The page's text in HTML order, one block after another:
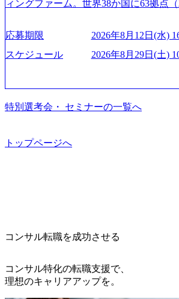
模基幹システムにおける最上流のPoC(
想策定、開発マネジメント支援までを一
います。 生成AIなどの最新技術とシス
の業務革新と効率化の実現に貢献します
の要望を深くヒアリングし、企画構想
による開発支援までを一気通貫で推進し
プロジェクト提案・推進の中核として、
流での現状分析、顧客ヒアリング、戦略
ルティング領域)から参画いただきます
だきます。 アジャイル開発を通じて顧
軟に取り入れながら改善サイクルを回す
案がサービスに直接反映されやすく、
る 日本では2.3万人以上の従業員を擁し
を上回る規模感)、営業利益率も約15％
を遂げていることから、今後も高い成
の技術者を抱えており、アビームコン
て日本国内2番目にSAP認定コンサルタ
数が多く、特にIT領域に強みを持つ グローバルのポジショ
ーケットプレイス」が存在し、本ツール
職率も21.8%（2023年12月時点）とフレ
③12時開始 2026年8月10日(月) 16:00 各
ンライン 書類選考通過者
ティングサービスを提供する https://
96dc8f2-7d54-42b9-a7ae-
ムコンサルティング会社資料 (https://
dam/abeam/jp/ja/about/company/
e_jpn_4.pdf) 『SAP AWARD OF
ルティング、社員の健康改善を支援 食
w.businessinsider.jp/post-283587) アサヒ
ンサルティング会社となり、今後も成長
社時に10日間の間みっちりとコンサルの
に感じ、他Big4ではなくアビームを選
ィングファーム。世界38か国に63拠点
アントにお届けするのは単なるレポート
果』である。」この原則のもと、ベイン
れた。クライアントが不確かな未来の中
に、提言を具体的な行動に落とし込ん
「結果主義」を標榜。クライアントの
現を目標に、具体的に目に見える成果を
（真北）という言葉がよくつかわれる。
外オフィスへのトランスファー制度な
東京オフィスに来るグローバルメンバー
れており、これまで多くのNPO・NGO
無償でコンサルティングを提供している
(土) の対面Kick-offイベントを皮切りに1
応募期限
2026年8月12日(水)
スケジュール
2026年8月29日(土)
特別選考会・ セミナーの一覧へ
トップページへ
コンサル転職を成功させる
コンサル特化の転職支援で、
理想のキャリアアップを。